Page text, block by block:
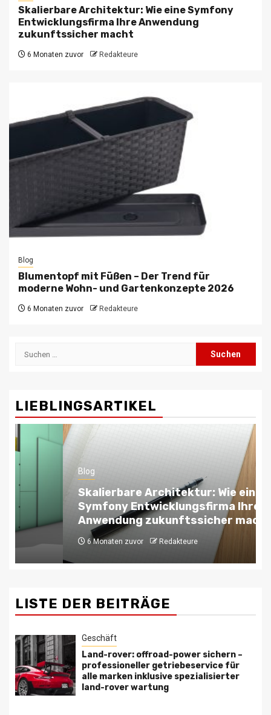
Skalierbare Architektur: Wie eine Symfony
Entwicklungsfirma Ihre Anwendung
zukunftssicher macht
6 Monaten zuvor Redakteure
Blog
Blumentopf mit Füßen – Der Trend für
moderne Wohn- und Gartenkonzepte 2026
6 Monaten zuvor Redakteure
Suchen
LIEBLINGSARTIKEL
Skalierbare Architektur: Wie eine
Symfony Entwicklungsfirma Ihre
Anwendung zukunftssicher macht
6 Monaten zuvor Redakteure
LISTE DER BEITRÄGE
Geschäft
Land-rover: offroad-power sichern –
professioneller getriebeservice für
alle marken inklusive spezialisierter
land-rover wartung